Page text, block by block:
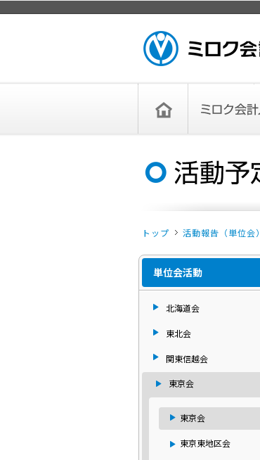
トップ 活動報告（単位会）
単位会活動
北海道会
東北会
関東信越会
東京会
東京会
東京東地区会